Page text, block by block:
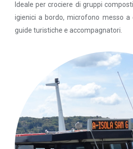
Ideale per crociere di gruppi
igienici a bordo, microfono messo a
guide turistiche e accompagnatori.